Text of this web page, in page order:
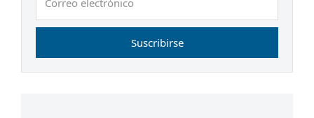
electrónico
Suscribirse